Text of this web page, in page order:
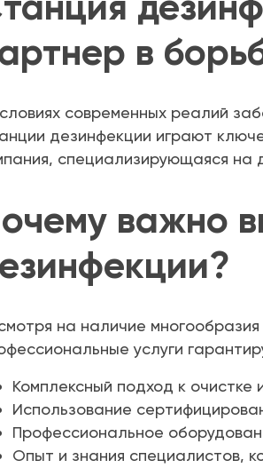
в
современных реалий
дезинфекции играют
специализирующаяся на
важно
на наличие
услуги
Комплексный подход к
Использование
Профессиональное
Опыт и знания специалистов,